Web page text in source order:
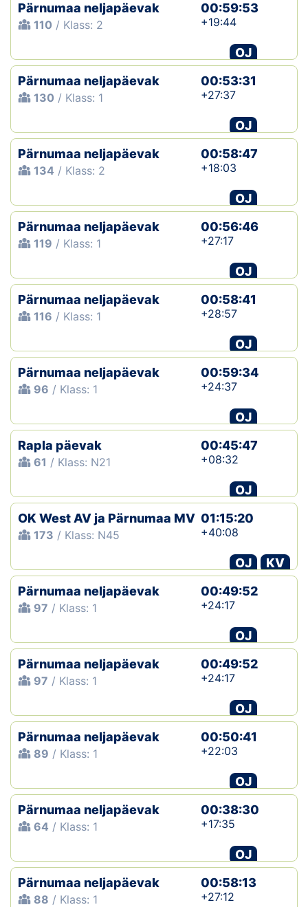
Pärnumaa neljapäevak
110 / Klass: 2
00:59:53
+19:44
OJ
Pärnumaa neljapäevak
130 / Klass: 1
00:53:31
+27:37
OJ
Pärnumaa neljapäevak
134 / Klass: 2
00:58:47
+18:03
OJ
Pärnumaa neljapäevak
119 / Klass: 1
00:56:46
+27:17
OJ
Pärnumaa neljapäevak
116 / Klass: 1
00:58:41
+28:57
OJ
Pärnumaa neljapäevak
96 / Klass: 1
00:59:34
+24:37
OJ
Rapla päevak
61 / Klass: N21
00:45:47
+08:32
OJ
OK West AV ja Pärnumaa MV
173 / Klass: N45
01:15:20
+40:08
OJ
KV
Pärnumaa neljapäevak
97 / Klass: 1
00:49:52
+24:17
OJ
Pärnumaa neljapäevak
97 / Klass: 1
00:49:52
+24:17
OJ
Pärnumaa neljapäevak
89 / Klass: 1
00:50:41
+22:03
OJ
Pärnumaa neljapäevak
64 / Klass: 1
00:38:30
+17:35
OJ
Pärnumaa neljapäevak
88 / Klass: 1
00:58:13
+27:12